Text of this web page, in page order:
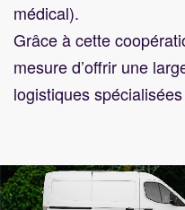
médical).
Grâce à cette
mesure d’offrir une
logistiques